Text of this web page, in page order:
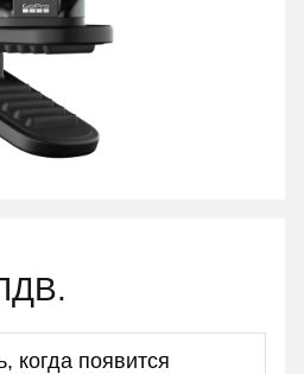
когда появится